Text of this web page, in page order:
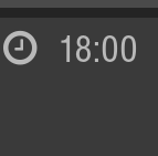
18:00